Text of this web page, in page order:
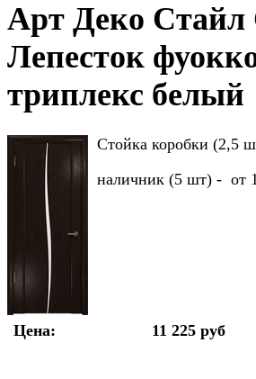
Арт Деко Стайл
Лепесток
триплекс белый
Стойка коробки (2,5
наличник (5 шт) - от
Цена: 11 225 руб